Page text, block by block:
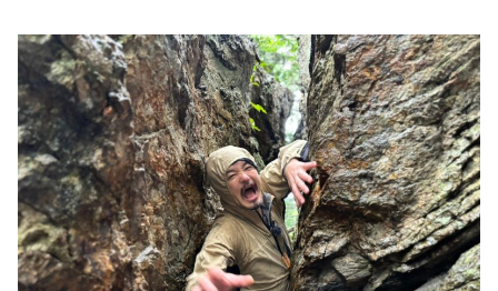
新婚さんいらっしゃい！
ポツンと一軒家
ザキ山小屋本館
ぺこぱのまるスポ
アナ回覧板